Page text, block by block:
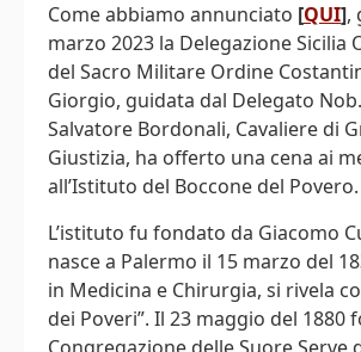
Come abbiamo annunciato [QUI],
marzo 2023 la Delegazione Sicilia
del Sacro Militare Ordine
Giorgio, guidata dal Delegato
Salvatore Bordonali, Cavaliere di
Giustizia, ha offerto una cena ai
all’Istituto del Boccone del Povero.
L’istituto fu fondato da Giacomo
nasce a Palermo il 15 marzo del
in Medicina e Chirurgia, si rivela
dei Poveri”. Il 23 maggio del 1880